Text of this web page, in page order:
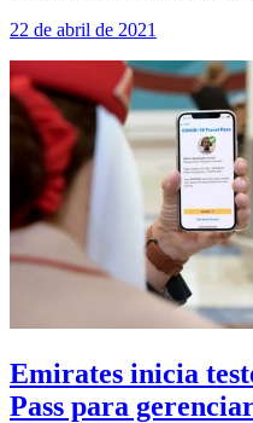
22 de abril de 2021
Emirates inicia
Pass para